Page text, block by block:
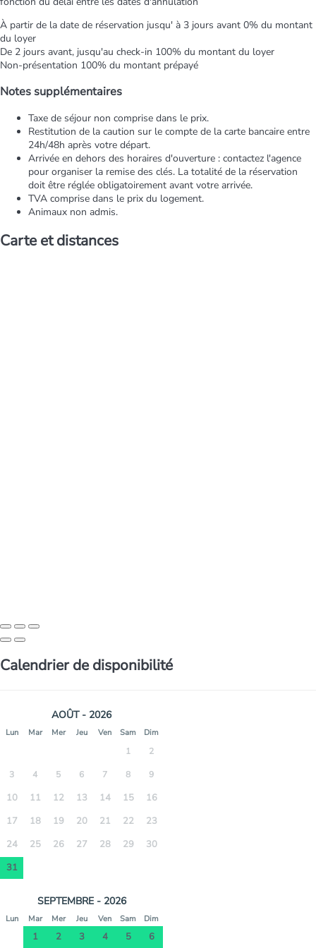
À partir de la date de réservation jusqu' à 3 jours avant 0% du montant
du loyer
De 2 jours avant, jusqu'au check-in 100% du montant du loyer
Non-présentation 100% du montant prépayé
Notes supplémentaires
Taxe de séjour non comprise dans le prix.
Restitution de la caution sur le compte de la carte bancaire entre
24h/48h après votre départ.
Arrivée en dehors des horaires d'ouverture : contactez l'agence
pour organiser la remise des clés. La totalité de la réservation
doit être réglée obligatoirement avant votre arrivée.
TVA comprise dans le prix du logement.
Animaux non admis.
Carte et distances
Calendrier de disponibilité
AOÛT - 2026
Lun Mar Mer Jeu Ven Sam Dim
1 2
3 4 5 6 7 8 9
10 11 12 13 14 15
16
17
18 19 20 21 22
23
24
25 26 27 28 29
30
31
SEPTEMBRE - 2026
Lun Mar Mer Jeu Ven Sam Dim
1 2 3 4 5 6